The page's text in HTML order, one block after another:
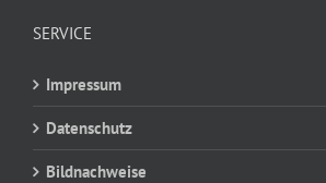
SERVICE
Impressum
Datenschutz
Bildnachweise